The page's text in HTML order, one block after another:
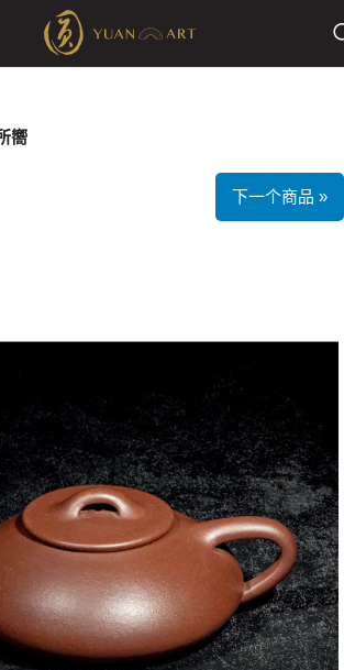
嚮
下一个商品 »